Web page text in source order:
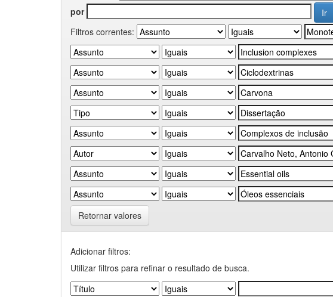
por
Filtros correntes:
Retornar valores
Adicionar filtros:
Utilizar filtros para refinar o resultado de busca.